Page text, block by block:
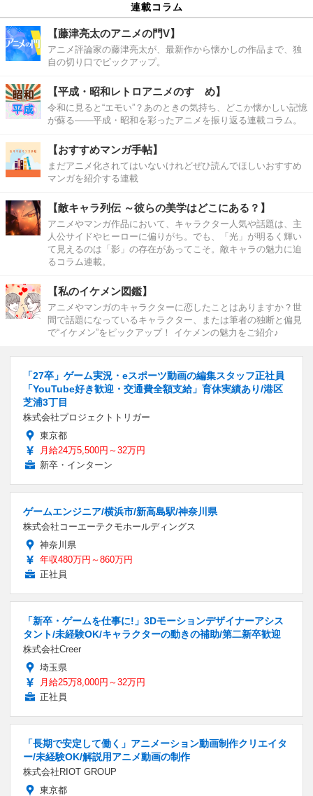
連載コラム
【藤津亮太のアニメの門V】
アニメ評論家の藤津亮太が、最新作から懐かしの作品まで、独
自の切り口でピックアップ。
【平成・昭和レトロアニメのすゝめ】
令和に見ると“エモい”？あのときの気持ち、どこか懐かしい記憶
が蘇る――平成・昭和を彩ったアニメを振り返る連載コラム。
【おすすめマンガ手帖】
まだアニメ化されてはいないけれどぜひ読んでほしいおすすめ
マンガを紹介する連載
【敵キャラ列伝 ～彼らの美学はどこにある？】
アニメやマンガ作品において、キャラクター人気や話題は、主
人公サイドやヒーローに偏りがち。でも、「光」が明るく輝い
て見えるのは「影」の存在があってこそ。敵キャラの魅力に迫
るコラム連載。
【私のイケメン図鑑】
アニメやマンガのキャラクターに恋したことはありますか？世
間で話題になっているキャラクター、または筆者の独断と偏見
で“イケメン”をピックアップ！ イケメンの魅力をご紹介♪
「27卒」ゲーム実況・eスポーツ動画の編集スタッフ正社員
「YouTube好き歓迎・交通費全額支給」育休実績あり/港区
芝浦3丁目
株式会社プロジェクトトリガー
東京都
月給24万5,500円～32万円
新卒・インターン
ゲームエンジニア/横浜市/新高島駅/神奈川県
株式会社コーエーテクモホールディングス
神奈川県
年収480万円～860万円
正社員
「新卒・ゲームを仕事に!」3Dモーションデザイナーアシス
タント/未経験OK/キャラクターの動きの補助/第二新卒歓迎
株式会社Creer
埼玉県
月給25万8,000円～32万円
正社員
「長期で安定して働く」アニメーション動画制作クリエイタ
ー/未経験OK/解説用アニメ動画の制作
株式会社RIOT GROUP
東京都